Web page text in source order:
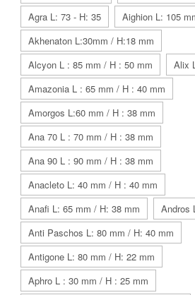
Agra L: 73 - H: 35
Aighion L: 105
Akhenaton L:30mm / H:18 mm
Alcyon L : 85 mm / H : 50 mm
Alix
Amazonia L : 65 mm / H : 40 mm
Amorgos L:60 mm / H : 38 mm
Ana 70 L : 70 mm / H : 38 mm
Ana 90 L : 90 mm / H : 38 mm
Anacleto L: 40 mm / H : 40 mm
Anafi L: 65 mm / H: 38 mm
Andros
Anti Paschos L: 80 mm / H: 40 mm
Antigone L: 80 mm / H: 22 mm
Aphro L : 30 mm / H : 25 mm